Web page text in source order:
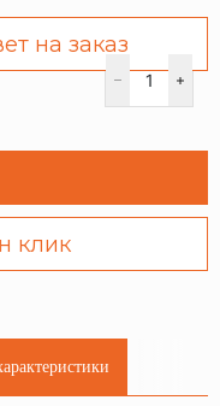
на заказ
клик